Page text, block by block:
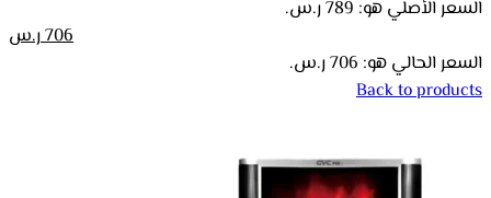
السعر الأصلي هو: 789 ر.س.
706ر.س
السعر الحالي هو: 706 ر.س.
Back to products